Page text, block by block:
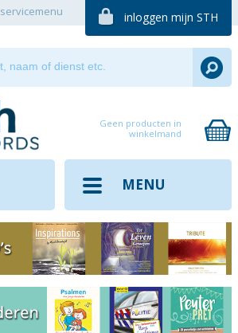
servicemenu inloggen mijn STH
Geen producten in
winkelmand
MENU